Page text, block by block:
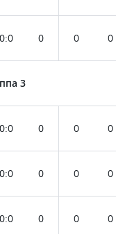
0:0 0 0 0
3
0:0 0 0 0
0:0 0 0 0
0:0 0 0 0